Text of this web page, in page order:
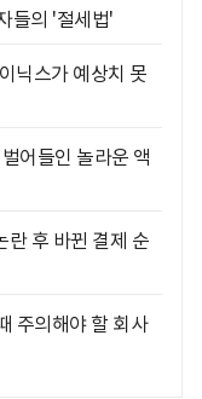
들의 '절세법'
닉스가 예상치 못
어들인 놀라운 액
후 바뀐 결제 순
주의해야 할 회사